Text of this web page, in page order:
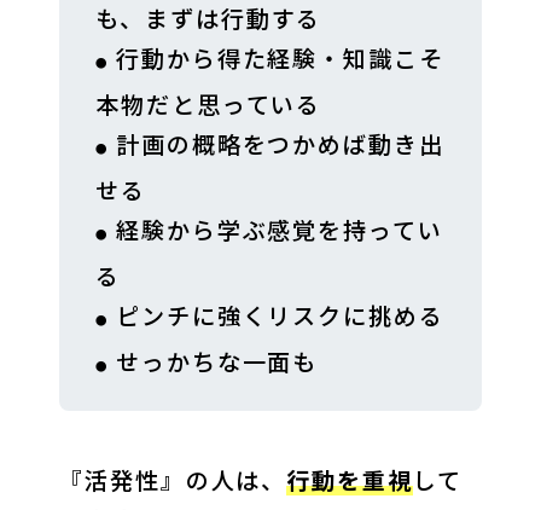
も、まずは行動する
行動から得た経験・知識こそ
本物だと思っている
計画の概略をつかめば動き出
せる
経験から学ぶ感覚を持ってい
る
ピンチに強くリスクに挑める
せっかちな一面も
『活発性』の人は、行動を重視して